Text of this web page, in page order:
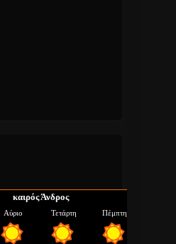
καιρός Άνδρος